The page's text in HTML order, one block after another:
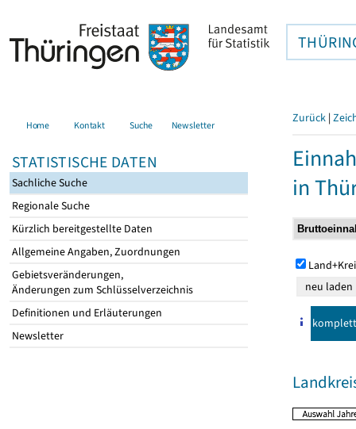
Home Kontakt Suche Newsletter
STATISTISCHE DATEN
Sachliche Suche
Regionale Suche
Kürzlich bereitgestellte Daten
Allgemeine Angaben, Zuordnungen
Gebietsveränderungen,
Änderungen zum Schlüsselverzeichnis
Definitionen und Erläuterungen
Newsletter
Zurück |
in
komplett